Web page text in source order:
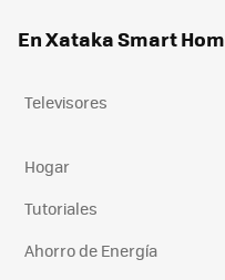
En Xataka Smart
Televisores
Hogar
Tutoriales
Ahorro de Energía